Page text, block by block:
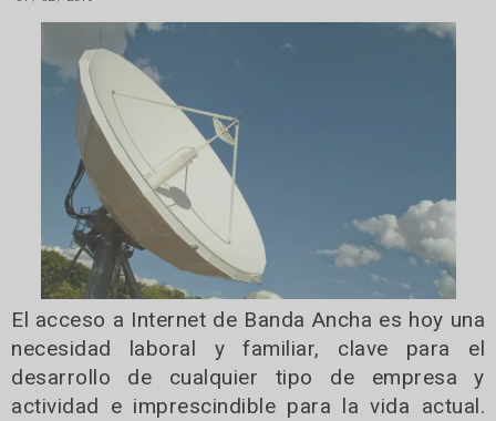
El acceso a Internet de Banda Ancha es hoy una
necesidad laboral y familiar, clave para el
desarrollo de cualquier tipo de empresa y
actividad e imprescindible para la vida actual.